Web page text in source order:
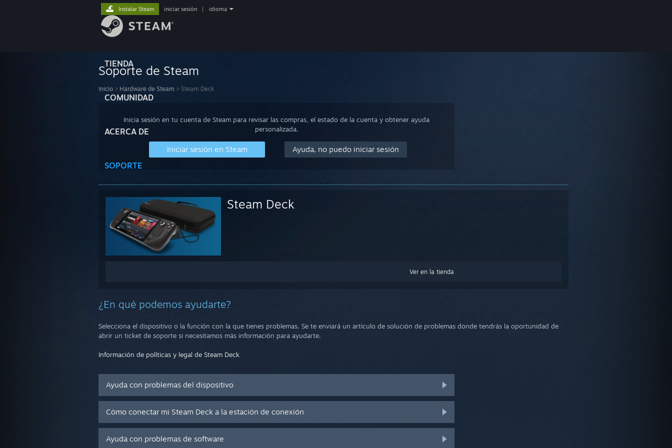
TIENDA
COMUNIDAD
ACERCA DE
SOPORTE
Instalar Steam iniciar sesión idioma
Soporte de Steam
Inicio > Hardware de Steam > Steam Deck
Inicia sesión en tu cuenta de Steam para revisar las compras, el estado de la cuenta y obtener ayuda
personalizada.
Iniciar sesión en Steam Ayuda, no puedo iniciar sesión
Steam Deck
Ver en la tienda
¿En qué podemos ayudarte?
Selecciona el dispositivo o la función con la que tienes problemas. Se te enviará un artículo de solución de problemas donde tendrás la oportunidad de
abrir un ticket de soporte si necesitamos más información para ayudarte.
Información de políticas y legal de Steam Deck
Ayuda con problemas del dispositivo
Cómo conectar mi Steam Deck a la estación de conexión
Ayuda con problemas de software